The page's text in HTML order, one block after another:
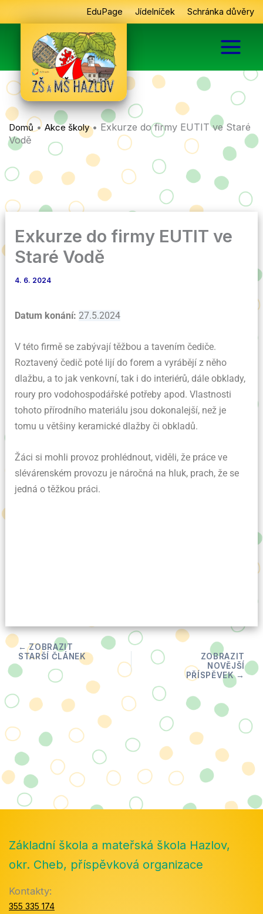
na
EduPage Jídelníček Schránka důvěry
Domů • Akce školy• Exkurze do firmy EUTIT ve Staré
Vodě
Exkurze do firmy EUTIT ve
Staré Vodě
4. 6. 2024
Datum konání: 27.5.2024
V této firmě se zabývají těžbou a tavením čediče.
Roztavený čedič poté lijí do forem a vyrábějí z něho
dlažbu, a to jak venkovní, tak i do interiérů, dále obklady,
roury pro vodohospodářské potřeby apod. Vlastnosti
tohoto přírodního materiálu jsou dokonalejší, než je
tomu u většiny keramické dlažby či obkladů.
Žáci si mohli provoz prohlédnout, viděli, že práce ve
slévárenském provozu je náročná na hluk, prach, že se
jedná o těžkou práci.
Základní škola a mateřská škola Hazlov,
okr. Cheb, příspěvková organizace
Kontakty:
355 335 174